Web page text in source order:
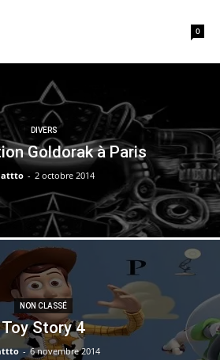
0
DIVERS
Goldorak à Paris
- 2 octobre 2014
NON CLASSÉ
Toy Story 4
- 6 novembre 2014